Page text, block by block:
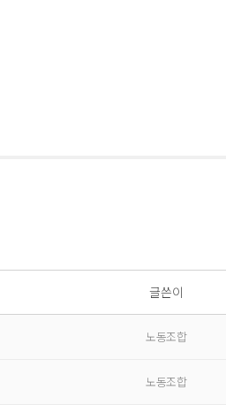
글쓴이
노동조합
노동조합